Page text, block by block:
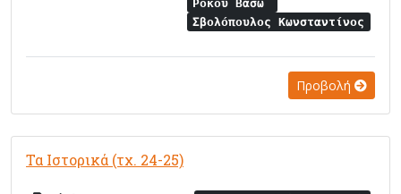
Ρόκου Βάσω
Σβολόπουλος Κωνσταντίνος
Προβολή
Τα Ιστορικά (τχ. 24-25)